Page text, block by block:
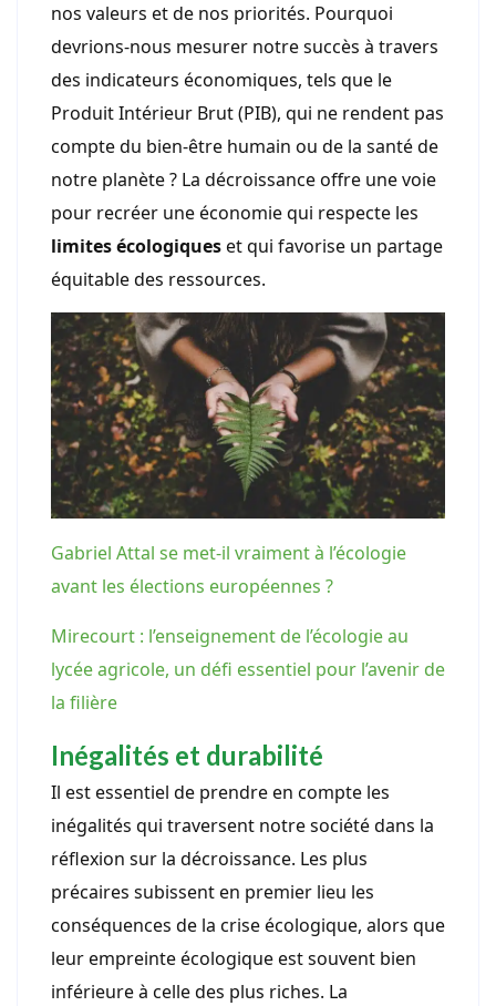
nos valeurs et de nos priorités. Pourquoi
devrions-nous mesurer notre succès à travers
des indicateurs économiques, tels que le
Produit Intérieur Brut (PIB), qui ne rendent pas
compte du bien-être humain ou de la santé de
notre planète ? La décroissance offre une voie
pour recréer une économie qui respecte les
limites écologiqueset qui favorise un partage
équitable des ressources.
Gabriel Attal se met-il vraiment à l’écologie
avant les élections européennes ?
Mirecourt : l’enseignement de l’écologie au
lycée agricole, un défi essentiel pour l’avenir de
la filière
Inégalités et durabilité
Il est essentiel de prendre en compte les
inégalités qui traversent notre société dans la
réflexion sur la décroissance. Les plus
précaires subissent en premier lieu les
conséquences de la crise écologique, alors que
leur empreinte écologique est souvent bien
inférieure à celle des plus riches. La